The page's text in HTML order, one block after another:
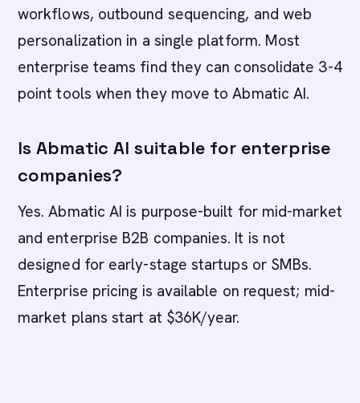
workflows, outbound sequencing, and web
personalization in a single platform. Most
enterprise teams find they can consolidate 3-4
point tools when they move to Abmatic AI.
Is Abmatic AI suitable for enterprise
companies?
Yes. Abmatic AI is purpose-built for mid-market
and enterprise B2B companies. It is not
designed for early-stage startups or SMBs.
Enterprise pricing is available on request; mid-
market plans start at $36K/year.